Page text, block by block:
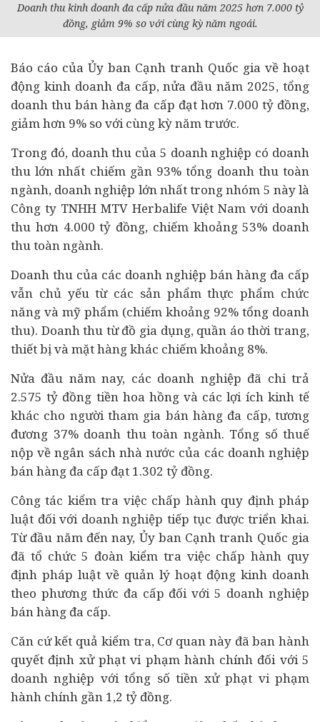
Doanh thu kinh doanh đa cấp nửa đầu năm 2025 hơn 7.000 tỷ
đồng, giảm 9% so với cùng kỳ năm ngoái.
Báo cáo của Ủy ban Cạnh tranh Quốc gia về hoạt
động kinh doanh đa cấp, nửa đầu năm 2025, tổng
doanh thu bán hàng đa cấp đạt hơn 7.000 tỷ đồng,
giảm hơn 9% so với cùng kỳ năm trước.
Trong đó, doanh thu của 5 doanh nghiệp có doanh
thu lớn nhất chiếm gần 93% tổng doanh thu toàn
ngành, doanh nghiệp lớn nhất trong nhóm 5 này là
Công ty TNHH MTV Herbalife Việt Nam với doanh
thu hơn 4.000 tỷ đồng, chiếm khoảng 53% doanh
thu toàn ngành.
Doanh thu của các doanh nghiệp bán hàng đa cấp
vẫn chủ yếu từ các sản phẩm thực phẩm chức
năng và mỹ phẩm (chiếm khoảng 92% tổng doanh
thu). Doanh thu từ đồ gia dụng, quần áo thời trang,
thiết bị và mặt hàng khác chiếm khoảng 8%.
Nửa đầu năm nay, các doanh nghiệp đã chi trả
2.575 tỷ đồng tiền hoa hồng và các lợi ích kinh tế
khác cho người tham gia bán hàng đa cấp, tương
đương 37% doanh thu toàn ngành. Tổng số thuế
nộp về ngân sách nhà nước của các doanh nghiệp
bán hàng đa cấp đạt 1.302 tỷ đồng.
Công tác kiểm tra việc chấp hành quy định pháp
luật đối với doanh nghiệp tiếp tục được triển khai.
Từ đầu năm đến nay, Ủy ban Cạnh tranh Quốc gia
đã tổ chức 5 đoàn kiểm tra việc chấp hành quy
định pháp luật về quản lý hoạt động kinh doanh
theo phương thức đa cấp đối với 5 doanh nghiệp
bán hàng đa cấp.
Căn cứ kết quả kiểm tra, Cơ quan này đã ban hành
quyết định xử phạt vi phạm hành chính đối với 5
doanh nghiệp với tổng số tiền xử phạt vi phạm
hành chính gần 1,2 tỷ đồng.